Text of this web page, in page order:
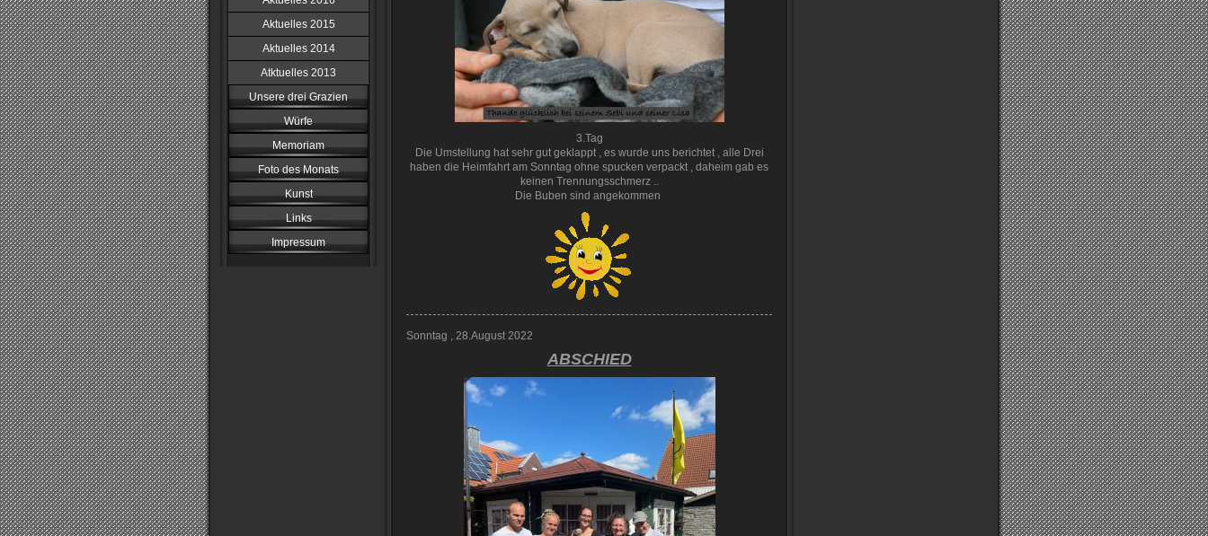
Aktuelles 2015
Aktuelles 2014
Atktuelles 2013
Unsere drei Grazien
Würfe
Memoriam
Foto des Monats
Kunst
Links
Impressum
3.Tag
Die Umstellung hat sehr gut geklappt , es wurde uns berichtet , alle Drei
haben die Heimfahrt am Sonntag ohne spucken verpackt , daheim gab es
keinen Trennungsschmerz ..
Die Buben sind angekommen
Sonntag , 28.August 2022
ABSCHIED